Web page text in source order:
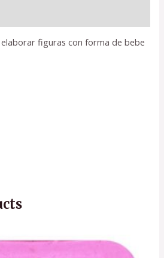
figuras con forma de bebe